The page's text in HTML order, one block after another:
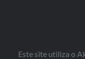
Este site utiliza o